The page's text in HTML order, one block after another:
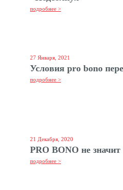
подробнее >
27 Января, 2021
Условия pro bono
подробнее >
21 Декабря, 2020
PRO BONO не значит
подробнее >